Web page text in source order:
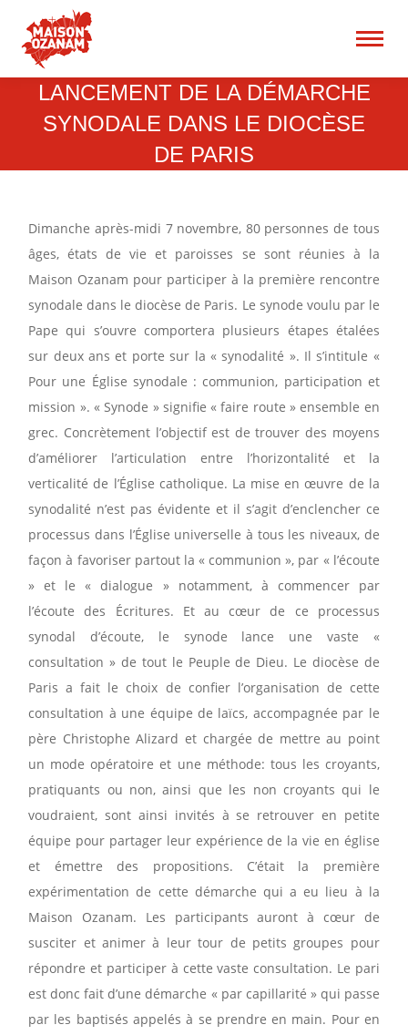
:
LANCEMENT DE LA DÉMARCHE
SYNODALE DANS LE DIOCÈSE
DE PARIS
Dimanche après-midi 7 novembre, 80 personnes de tous
âges, états de vie et paroisses se sont réunies à la
Maison Ozanam pour participer à la première rencontre
synodale dans le diocèse de Paris. Le synode voulu par le
Pape qui s’ouvre comportera plusieurs étapes étalées
sur deux ans et porte sur la « synodalité ». Il s’intitule «
Pour une Église synodale : communion, participation et
mission ». « Synode » signifie « faire route » ensemble en
grec. Concrètement l’objectif est de trouver des moyens
d’améliorer l’articulation entre l’horizontalité et la
verticalité de l’Église catholique. La mise en œuvre de la
synodalité n’est pas évidente et il s’agit d’enclencher ce
processus dans l’Église universelle à tous les niveaux, de
façon à favoriser partout la « communion », par « l’écoute
» et le « dialogue » notamment, à commencer par
l’écoute des Écritures. Et au cœur de ce processus
synodal d’écoute, le synode lance une vaste «
consultation » de tout le Peuple de Dieu. Le diocèse de
Paris a fait le choix de confier l’organisation de cette
consultation à une équipe de laïcs, accompagnée par le
père Christophe Alizard et chargée de mettre au point
un mode opératoire et une méthode: tous les croyants,
pratiquants ou non, ainsi que les non croyants qui le
voudraient, sont ainsi invités à se retrouver en petite
équipe pour partager leur expérience de la vie en église
et émettre des propositions. C’était la première
expérimentation de cette démarche qui a eu lieu à la
Maison Ozanam. Les participants auront à cœur de
susciter et animer à leur tour de petits groupes pour
répondre et participer à cette vaste consultation. Le pari
est donc fait d’une démarche « par capillarité » qui passe
par les baptisés appelés à se prendre en main. Pour en